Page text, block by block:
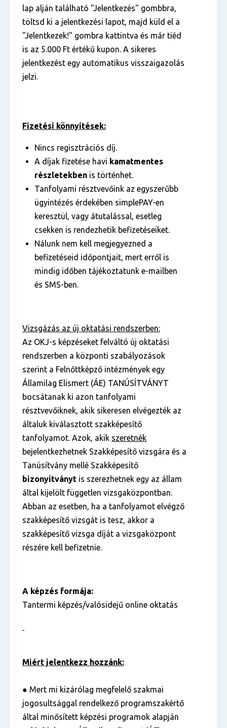
lap alján található "Jelentkezés" gombbra,
töltsd ki a jelentkezési lapot, majd küld el a
"Jelentkezek!" gombra kattintva és már tiéd
is az 5.000 Ft értékű kupon. A sikeres
jelentkezést egy automatikus visszaigazolás
jelzi.
Fizetési könnyítések:
Nincs regisztrációs díj.
A díjak fizetése havi kamatmentes
részletekben is történhet.
Tanfolyami résztvevőink az egyszerűbb
ügyintézés érdekében simplePAY-en
keresztül, vagy átutalással, esetleg
csekken is rendezhetik befizetéseiket.
Nálunk nem kell megjegyezned a
befizetéseid időpontjait, mert erről is
mindig időben tájékoztatunk e-mailben
és SMS-ben.
Vizsgázás az új oktatási rendszerben:
Az OKJ-s képzéseket felváltó új oktatási
rendszerben a központi szabályozások
szerint a Felnőttképző intézmények egy
Államilag Elismert (ÁE) TANÚSÍTVÁNYT
bocsátanak ki azon tanfolyami
résztvevőiknek, akik sikeresen elvégezték az
általuk kiválasztott szakképesítő
tanfolyamot. Azok, akik szeretnék
bejelentkezhetnek Szakképesítő vizsgára és a
Tanúsítvány mellé Szakképesítő
bizonyítványt is szerezhetnek egy az állam
által kijelölt független vizsgaközpontban.
Abban az esetben, ha a tanfolyamot elvégző
szakképesítő vizsgát is tesz, akkor a
szakképesítő vizsga díját a vizsgaközpont
részére kell befizetnie.
A képzés formája:
Tantermi képzés/valósidejű online oktatás
Miért jelentkezz hozzánk:
● Mert mi kizárólag megfelelő szakmai
jogosultsággal rendelkező programszakértő
által minősített képzési programok alapján